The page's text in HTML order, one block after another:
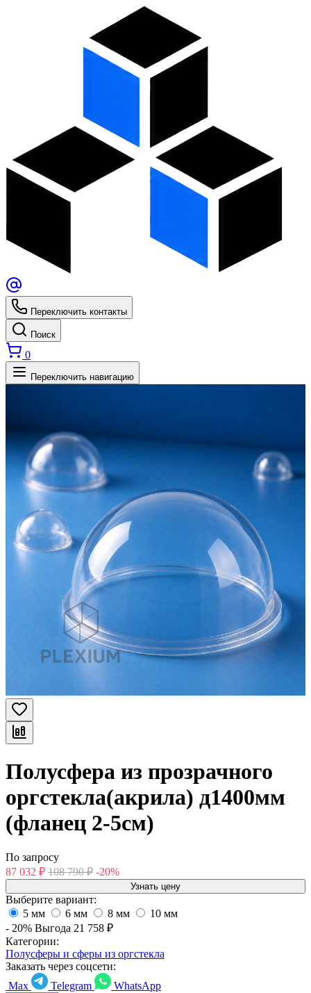
Переключить контакты
Поиск
0
Переключить навигацию
Полусфера из прозрачного
оргстекла(акрила) д1400мм
(фланец 2-5см)
По запросу
87 032 ₽ 108 790 ₽ -20%
Узнать цену
Выберите вариант:
5 мм
6 мм 8 мм
10 мм
- 20% Выгода 21 758 ₽
Категории:
Полусферы и сферы из оргстекла
Заказать через соцсети:
Max
Telegram WhatsApp